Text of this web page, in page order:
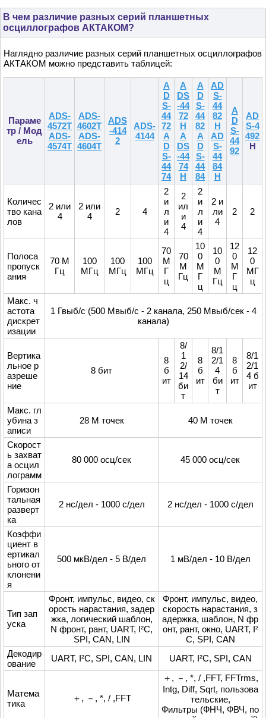
В чем различие разных серий планшетных
осциллографов АКТАКОМ?
Наглядно различие разных серий планшетных осциллографов
АКТАКОМ можно представить таблицей:
Параме
тр / Мод
ель
ADS-
4572T
ADS-
4574T
ADS-
4602T
ADS-
4604T
ADS
-414
2
ADS-
4144
A
D
S-
44
72
A
D
S-
44
74
A
DS
-44
72
H
A
DS
-44
74
H
A
D
S-
44
82
A
D
S-
44
84
AD
S-
44
82
H
AD
S-
44
84
H
A
D
S-
44
92
AD
S-4
492
H
Количес
тво кана
лов
2 или
4
2 или
4
2 4
2
и
л
и
4
2
ил
и
4
2
и
л
и
4
2 и
ли
4
2 2
Полоса
пропуск
ания
70 М
Гц
100
МГц
100
МГц
100
МГц
70
М
Г
ц
70
М
Гц
10
0
М
Г
ц
10
0
М
Гц
12
0
М
Г
ц
12
0
МГ
ц
Макс. ч
астота
дискрет
изации
1 Гвыб/с (500 Мвыб/с - 2 канала, 250 Мвыб/сек - 4
канала)
Вертика
льное р
азреше
ние
8 бит
8
б
ит
8/
1
2/
14
би
т
8
б
ит
8/1
2/1
4
би
т
8
б
ит
8/1
2/1
4 б
ит
Макс. гл
убина з
аписи
28 М точек 40 М точек
Скорост
ь захват
а осцил
лограмм
80 000 осц/сек 45 000 осц/сек
Горизон
тальная
разверт
ка
2 нс/дел - 1000 с/дел 2 нс/дел - 1000 с/дел
Коэффи
циент в
ертикал
ьного от
клонени
я
500 мкВ/дел - 5 В/дел 1 мВ/дел - 10 В/дел
Тип зап
уска
Фронт, импульс, видео, ск
орость нарастания, задер
жка, логический шаблон,
N фронт, рант, UART, I²C,
SPI, CAN, LIN
Фронт, импульс, видео,
скорость нарастания, з
адержка, шаблон, N фр
онт, рант, окно, UART, I²
C, SPI, CAN
Декодир
ование
UART, I²C, SPI, CAN, LIN UART, I²C, SPI, CAN
Матема
тика
＋, －, *, / ,FFT
＋, －, *, / ,FFT, FFTrms,
Intg, Diff, Sqrt, пользова
тельские,
Фильтры (ФНЧ, ФВЧ, по